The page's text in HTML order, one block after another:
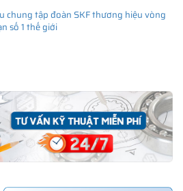
chung tập đoàn SKF thương hiệu vòng
số 1 thế giới